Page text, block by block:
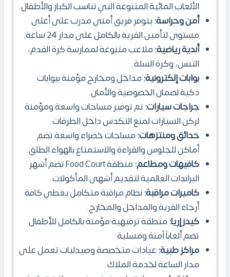
الألعاب المائية المتنوعة التي تناسب الكبار والأطفال.
أمن وحراسة:يتوفر فريق أمني مدرب على أعلى
مستوى لتأمين القرية بالكامل على مدار 24 ساعة.
أندية رياضية:ملاعب متنوعة لممارسة كرة القدم،
التنس، وكرة السلة.
بوابات إلكترونية:مداخل ومخارج مؤمنة ببوابات
ذكية لضمان الخصوصية والأمان.
جراجات سيارات:تم توفير مساحات واسعة ومؤمنة
لركن السيارات لمنع التكدس داخل الطرقات.
حدائق ومنتزهات:مساحات خضراء واسعة تضم
أماكن للجلوس والقراءة والاستمتاع بالهواء الطلق.
كافيهات ومطاعم:
منطقة Food Court تضم أشهر
البراندات العالمية لتقديم أشهى المأكولات.
كاميرات مراقبة:نظام مراقبة متكامل يغطي كافة
أرجاء القرية والمداخل والمخارج.
كيدز إريا:منطقة ترفيهية مؤمنة بالكامل للأطفال
تضم ألعاباً آمنة ومسلية.
مراكز طبية:عيادات متخصصة وصيدليات تعمل على
مدار الساعة لخدمة الملاك.